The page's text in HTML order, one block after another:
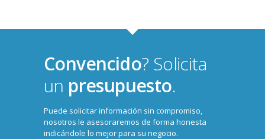
Convencido? Solicita
un presupuesto.
Puede solicitar información sin compromiso,
nosotros le asesoraremos de forma honesta
indicándole lo mejor para su negocio.